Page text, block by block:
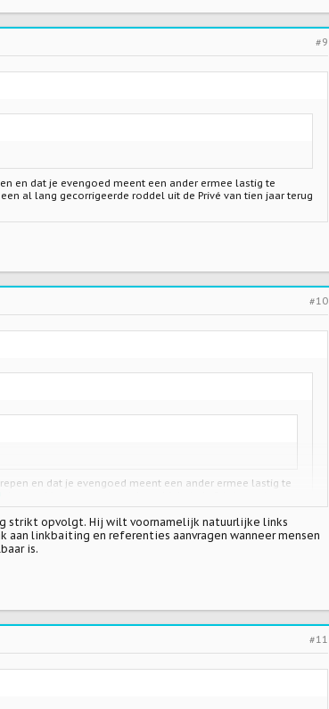
#9
en dat je evengoed meent een ander ermee lastig te
al lang gecorrigeerde roddel uit de Privé van tien jaar terug
#10
en dat je evengoed meent een ander ermee lastig te
een al lang gecorrigeerde roddel uit de Privé van tien
strikt opvolgt. Hij wilt voornamelijk natuurlijke links
linkbaiting en referenties aanvragen wanneer mensen
is.
#11